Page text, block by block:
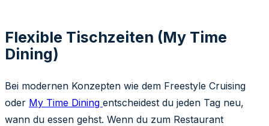
Flexible Tischzeiten (My Time
Dining)
Bei modernen Konzepten wie dem Freestyle Cruising
oder My Time Dining entscheidest du jeden Tag neu,
wann du essen gehst. Wenn du zum Restaurant